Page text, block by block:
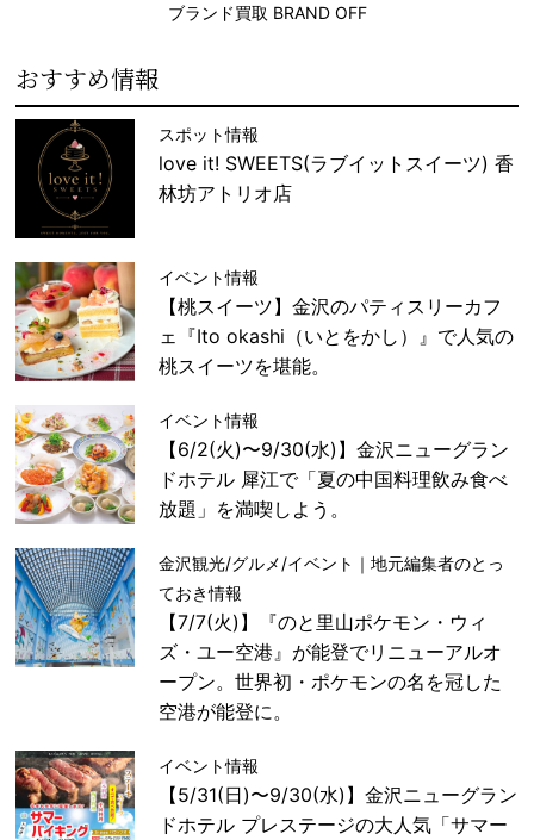
ブランド買取 BRAND OFF
おすすめ情報
スポット情報
love it! SWEETS(ラブイットスイーツ) 香
林坊アトリオ店
イベント情報
【桃スイーツ】金沢のパティスリーカフ
ェ『Ito okashi（いとをかし）』で人気の
桃スイーツを堪能。
イベント情報
【6/2(火)〜9/30(水)】金沢ニューグラン
ドホテル 犀江で「夏の中国料理飲み食べ
放題」を満喫しよう。
金沢観光/グルメ/イベント｜地元編集者のとっ
ておき情報
【7/7(火)】『のと里山ポケモン・ウィ
ズ・ユー空港』が能登でリニューアルオ
ープン。世界初・ポケモンの名を冠した
空港が能登に。
イベント情報
【5/31(日)〜9/30(水)】金沢ニューグラン
ドホテル プレステージの大人気「サマー